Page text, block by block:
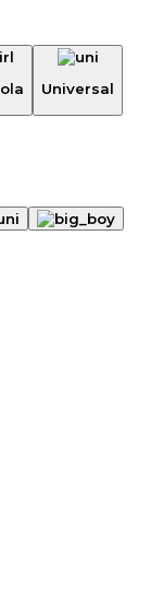
Universal